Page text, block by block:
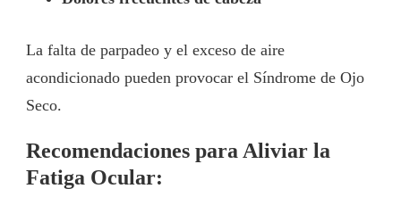
La falta de parpadeo y el exceso de aire
acondicionado pueden provocar el Síndrome de Ojo
Seco.
Recomendaciones para Aliviar la
Fatiga Ocular: